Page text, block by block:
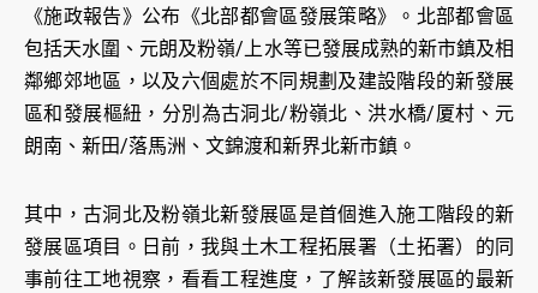
《施政報告》公布《北部都會區發展策略》。北部都會區
包括天水圍、元朗及粉嶺/上水等已發展成熟的新市鎮及相
鄰鄉郊地區，以及六個處於不同規劃及建設階段的新發展
區和發展樞紐，分別為古洞北/粉嶺北、洪水橋/厦村、元
朗南、新田/落馬洲、文錦渡和新界北新市鎮。
其中，古洞北及粉嶺北新發展區是首個進入施工階段的新
發展區項目。日前，我與土木工程拓展署（土拓署）的同
事前往工地視察，看看工程進度，了解該新發展區的最新